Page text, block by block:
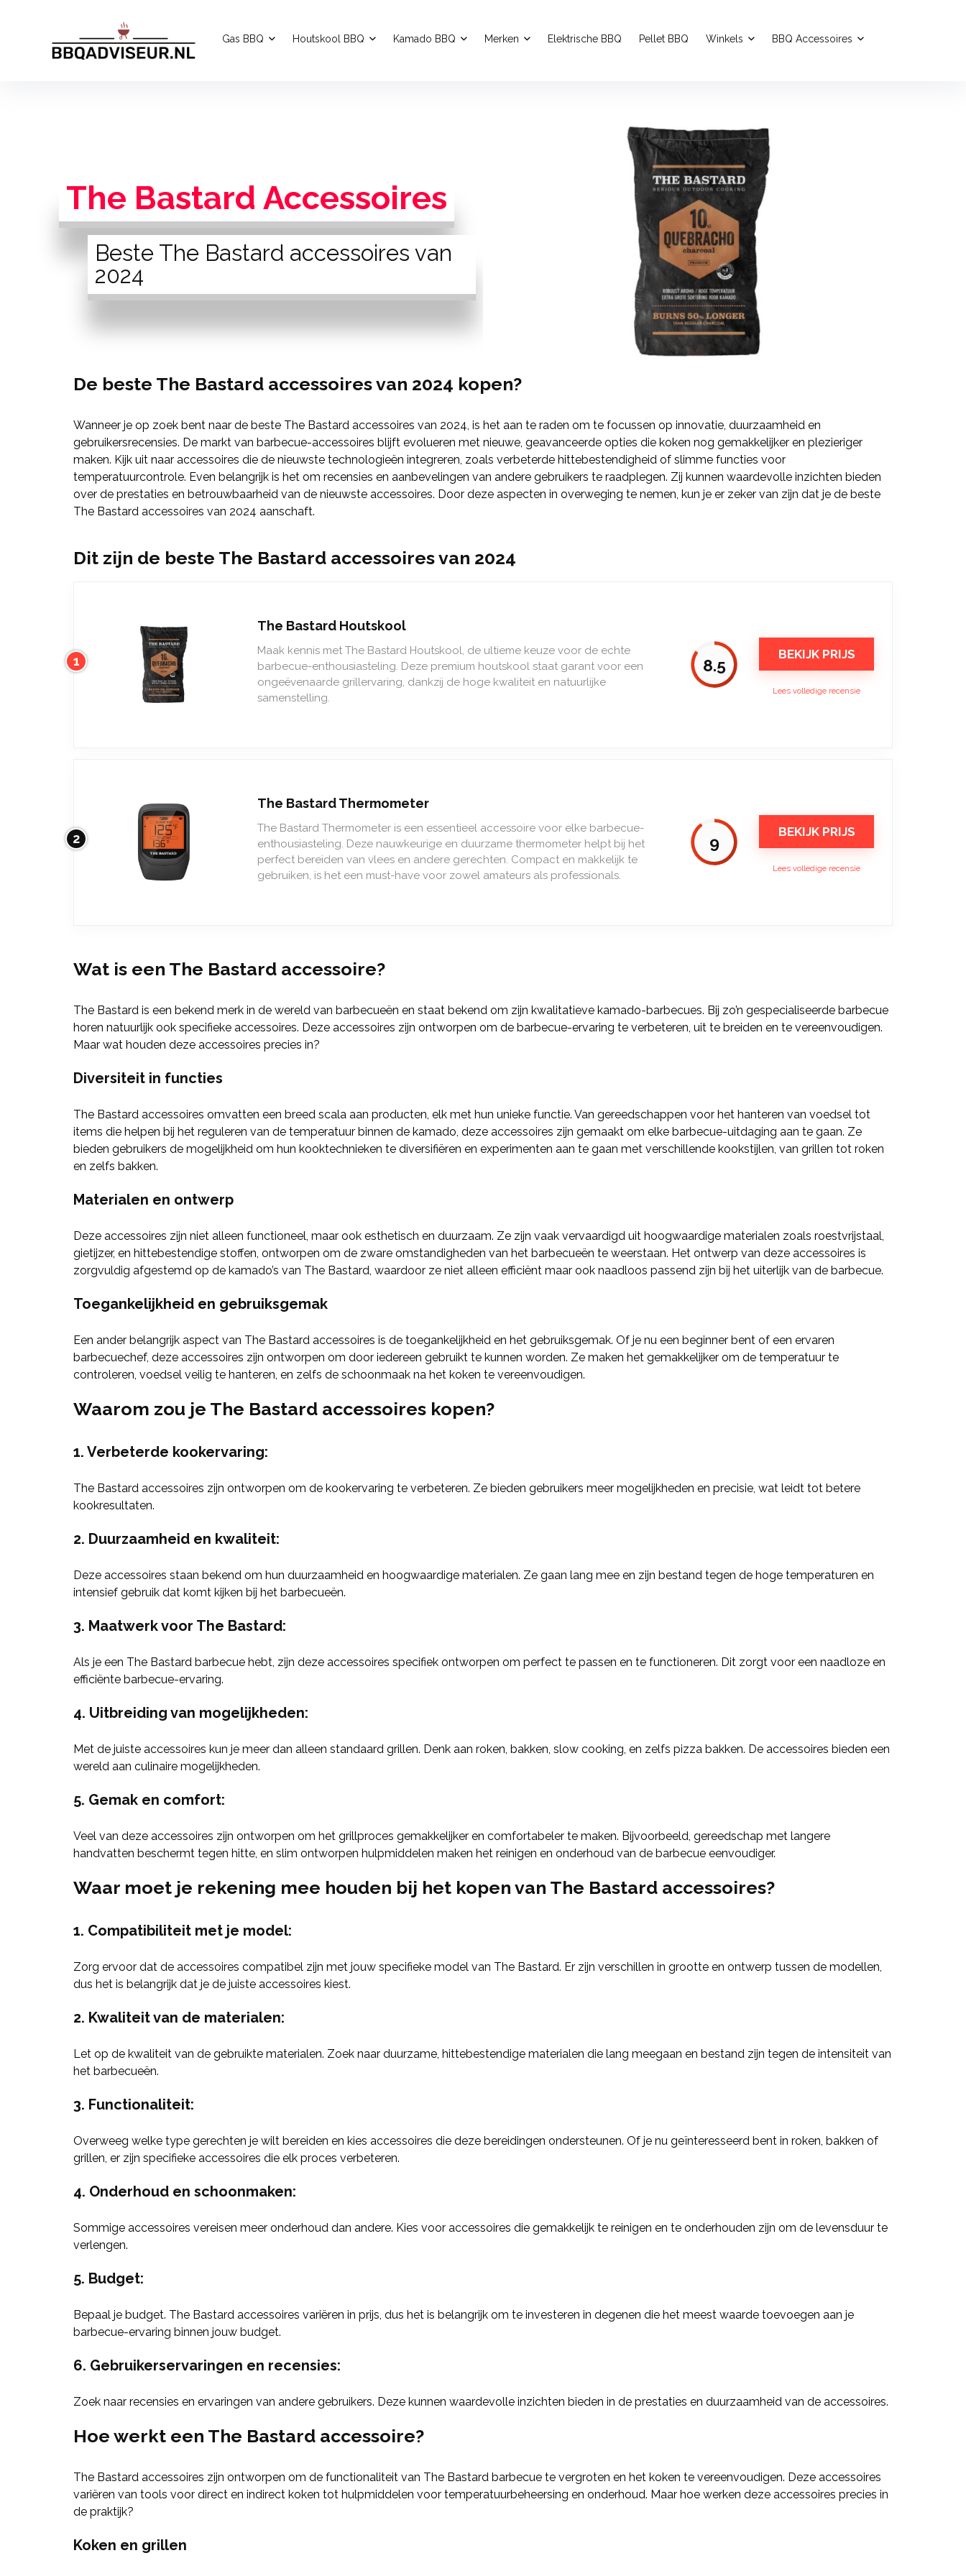
Gas BBQ Houtskool BBQ Kamado BBQ Merken Elektrische BBQ Pellet BBQ Winkels BBQ Accessoires
The Bastard Accessoires
Beste The Bastard accessoires van
2024
De beste The Bastard accessoires van 2024 kopen?
Wanneer je op zoek bent naar de beste The Bastard accessoires van 2024, is het aan te raden om te focussen op innovatie, duurzaamheid en
gebruikersrecensies. De markt van barbecue-accessoires blijft evolueren met nieuwe, geavanceerde opties die koken nog gemakkelijker en plezieriger
maken. Kijk uit naar accessoires die de nieuwste technologieën integreren, zoals verbeterde hittebestendigheid of slimme functies voor
temperatuurcontrole. Even belangrijk is het om recensies en aanbevelingen van andere gebruikers te raadplegen. Zij kunnen waardevolle inzichten bieden
over de prestaties en betrouwbaarheid van de nieuwste accessoires. Door deze aspecten in overweging te nemen, kun je er zeker van zijn dat je de beste
The Bastard accessoires van 2024 aanschaft.
Dit zijn de beste The Bastard accessoires van 2024
1
The Bastard Houtskool
Maak kennis met The Bastard Houtskool, de ultieme keuze voor de echte
barbecue-enthousiasteling. Deze premium houtskool staat garant voor een
ongeëvenaarde grillervaring, dankzij de hoge kwaliteit en natuurlijke
samenstelling.
8.5
BEKIJK PRIJS
Lees volledige recensie
2
The Bastard Thermometer
The Bastard Thermometer is een essentieel accessoire voor elke barbecue-
enthousiasteling. Deze nauwkeurige en duurzame thermometer helpt bij het
perfect bereiden van vlees en andere gerechten. Compact en makkelijk te
gebruiken, is het een must-have voor zowel amateurs als professionals.
9
BEKIJK PRIJS
Lees volledige recensie
Wat is een The Bastard accessoire?
The Bastard is een bekend merk in de wereld van barbecueën en staat bekend om zijn kwalitatieve kamado-barbecues. Bij zo’n gespecialiseerde barbecue
horen natuurlijk ook specifieke accessoires. Deze accessoires zijn ontworpen om de barbecue-ervaring te verbeteren, uit te breiden en te vereenvoudigen.
Maar wat houden deze accessoires precies in?
Diversiteit in functies
The Bastard accessoires omvatten een breed scala aan producten, elk met hun unieke functie. Van gereedschappen voor het hanteren van voedsel tot
items die helpen bij het reguleren van de temperatuur binnen de kamado, deze accessoires zijn gemaakt om elke barbecue-uitdaging aan te gaan. Ze
bieden gebruikers de mogelijkheid om hun kooktechnieken te diversifiëren en experimenten aan te gaan met verschillende kookstijlen, van grillen tot roken
en zelfs bakken.
Materialen en ontwerp
Deze accessoires zijn niet alleen functioneel, maar ook esthetisch en duurzaam. Ze zijn vaak vervaardigd uit hoogwaardige materialen zoals roestvrijstaal,
gietijzer, en hittebestendige stoffen, ontworpen om de zware omstandigheden van het barbecueën te weerstaan. Het ontwerp van deze accessoires is
zorgvuldig afgestemd op de kamado’s van The Bastard, waardoor ze niet alleen efficiënt maar ook naadloos passend zijn bij het uiterlijk van de barbecue.
Toegankelijkheid en gebruiksgemak
Een ander belangrijk aspect van The Bastard accessoires is de toegankelijkheid en het gebruiksgemak. Of je nu een beginner bent of een ervaren
barbecuechef, deze accessoires zijn ontworpen om door iedereen gebruikt te kunnen worden. Ze maken het gemakkelijker om de temperatuur te
controleren, voedsel veilig te hanteren, en zelfs de schoonmaak na het koken te vereenvoudigen.
Waarom zou je The Bastard accessoires kopen?
1. Verbeterde kookervaring:
The Bastard accessoires zijn ontworpen om de kookervaring te verbeteren. Ze bieden gebruikers meer mogelijkheden en precisie, wat leidt tot betere
kookresultaten.
2. Duurzaamheid en kwaliteit:
Deze accessoires staan bekend om hun duurzaamheid en hoogwaardige materialen. Ze gaan lang mee en zijn bestand tegen de hoge temperaturen en
intensief gebruik dat komt kijken bij het barbecueën.
3. Maatwerk voor The Bastard:
Als je een The Bastard barbecue hebt, zijn deze accessoires specifiek ontworpen om perfect te passen en te functioneren. Dit zorgt voor een naadloze en
efficiënte barbecue-ervaring.
4. Uitbreiding van mogelijkheden:
Met de juiste accessoires kun je meer dan alleen standaard grillen. Denk aan roken, bakken, slow cooking, en zelfs pizza bakken. De accessoires bieden een
wereld aan culinaire mogelijkheden.
5. Gemak en comfort:
Veel van deze accessoires zijn ontworpen om het grillproces gemakkelijker en comfortabeler te maken. Bijvoorbeeld, gereedschap met langere
handvatten beschermt tegen hitte, en slim ontworpen hulpmiddelen maken het reinigen en onderhoud van de barbecue eenvoudiger.
Waar moet je rekening mee houden bij het kopen van The Bastard accessoires?
1. Compatibiliteit met je model:
Zorg ervoor dat de accessoires compatibel zijn met jouw specifieke model van The Bastard. Er zijn verschillen in grootte en ontwerp tussen de modellen,
dus het is belangrijk dat je de juiste accessoires kiest.
2. Kwaliteit van de materialen:
Let op de kwaliteit van de gebruikte materialen. Zoek naar duurzame, hittebestendige materialen die lang meegaan en bestand zijn tegen de intensiteit van
het barbecueën.
3. Functionaliteit:
Overweeg welke type gerechten je wilt bereiden en kies accessoires die deze bereidingen ondersteunen. Of je nu geïnteresseerd bent in roken, bakken of
grillen, er zijn specifieke accessoires die elk proces verbeteren.
4. Onderhoud en schoonmaken:
Sommige accessoires vereisen meer onderhoud dan andere. Kies voor accessoires die gemakkelijk te reinigen en te onderhouden zijn om de levensduur te
verlengen.
5. Budget:
Bepaal je budget. The Bastard accessoires variëren in prijs, dus het is belangrijk om te investeren in degenen die het meest waarde toevoegen aan je
barbecue-ervaring binnen jouw budget.
6. Gebruikerservaringen en recensies:
Zoek naar recensies en ervaringen van andere gebruikers. Deze kunnen waardevolle inzichten bieden in de prestaties en duurzaamheid van de accessoires.
Hoe werkt een The Bastard accessoire?
The Bastard accessoires zijn ontworpen om de functionaliteit van The Bastard barbecue te vergroten en het koken te vereenvoudigen. Deze accessoires
variëren van tools voor direct en indirect koken tot hulpmiddelen voor temperatuurbeheersing en onderhoud. Maar hoe werken deze accessoires precies in
de praktijk?
Koken en grillen